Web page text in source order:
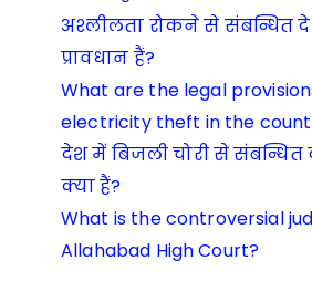
अश्लीलता रोकने से संबन्धित
प्रावधान हैं?
What are the legal
electricity theft in the
देश में बिजली चोरी से संबन्धित
क्या हैं?
What is the controversial
Allahabad High Court?